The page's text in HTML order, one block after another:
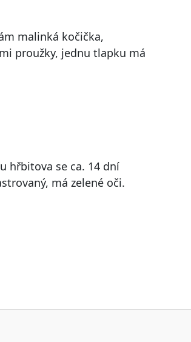
malinká kočička,
proužky, jednu tlapku má
hřbitova se ca. 14 dní
má zelené oči.